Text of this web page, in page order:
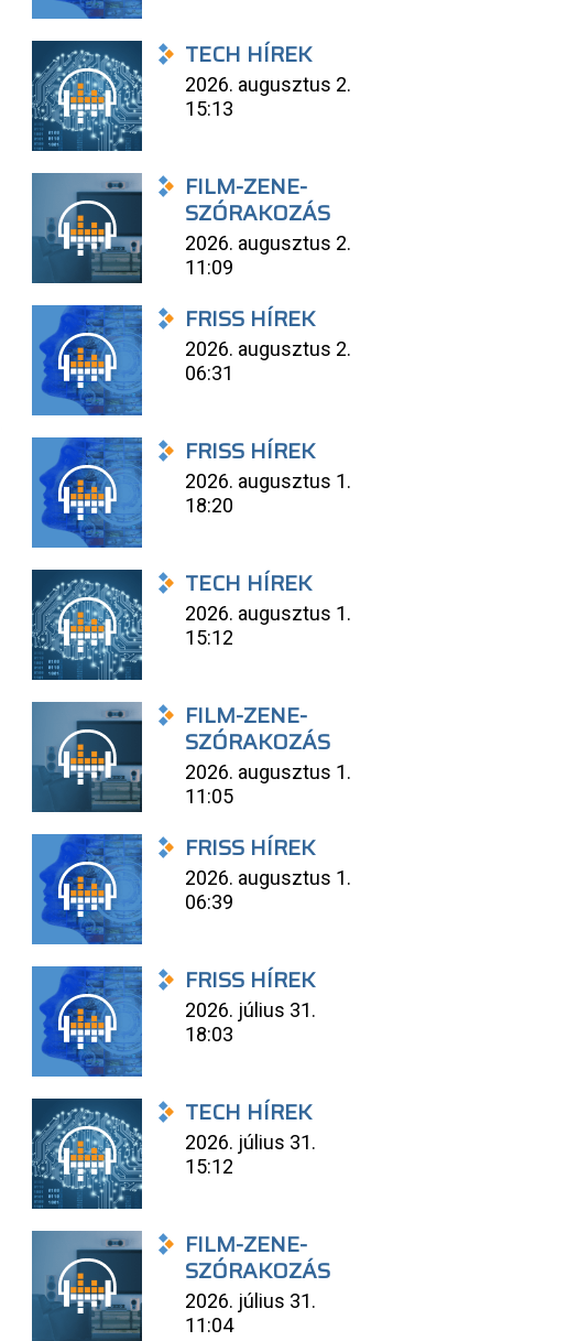
TECH HÍREK
2026. augusztus 2.
15:13
FILM-ZENE-
SZÓRAKOZÁS
2026. augusztus 2.
11:09
FRISS HÍREK
2026. augusztus 2.
06:31
FRISS HÍREK
2026. augusztus 1.
18:20
TECH HÍREK
2026. augusztus 1.
15:12
FILM-ZENE-
SZÓRAKOZÁS
2026. augusztus 1.
11:05
FRISS HÍREK
2026. augusztus 1.
06:39
FRISS HÍREK
2026. július 31.
18:03
TECH HÍREK
2026. július 31.
15:12
FILM-ZENE-
SZÓRAKOZÁS
2026. július 31.
11:04